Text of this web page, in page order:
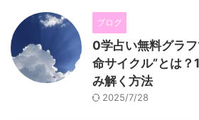
ブログ
0学占い無料グラ
命サイクル”とは
み解く方法
2025/7/28